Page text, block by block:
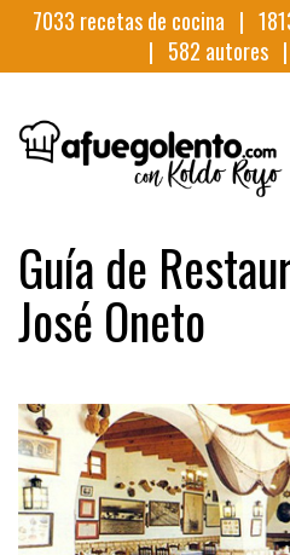
7033 recetas de cocina |
| 582 autores |
Guía de
José Oneto